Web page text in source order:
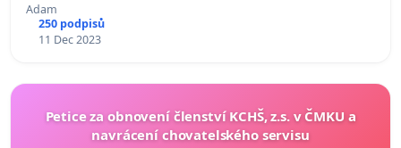
Adam
250 podpisů
11 Dec 2023
Petice za obnovení členství KCHŠ, z.s. v ČMKU a
navrácení chovatelského servisu